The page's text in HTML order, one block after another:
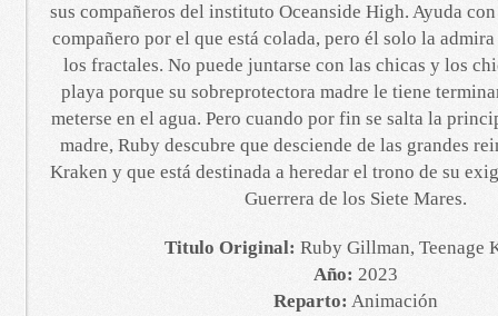
sus compañeros del instituto Oceanside High. Ayuda
compañero por el que está colada, pero él solo la
los fractales. No puede juntarse con las chicas y los
playa porque su sobreprotectora madre le tiene
meterse en el agua. Pero cuando por fin se salta la
madre, Ruby descubre que desciende de las grandes
Kraken y que está destinada a heredar el trono de su
Guerrera de los Siete Mares.
Titulo Original: Ruby Gillman, Teenage
Año: 2023
Reparto: Animación